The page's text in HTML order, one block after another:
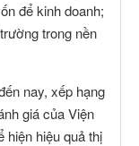
để kinh doanh;
trong nền
nay, xếp hạng
giá của Viện
hiện hiệu quả thị